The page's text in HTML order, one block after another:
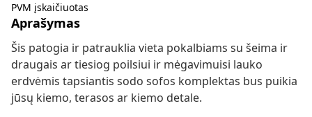
PVM įskaičiuotas
Aprašymas
Šis patogia ir patrauklia vieta pokalbiams su šeima ir
draugais ar tiesiog poilsiui ir mėgavimuisi lauko
erdvėmis tapsiantis sodo sofos komplektas bus puikia
jūsų kiemo, terasos ar kiemo detale.